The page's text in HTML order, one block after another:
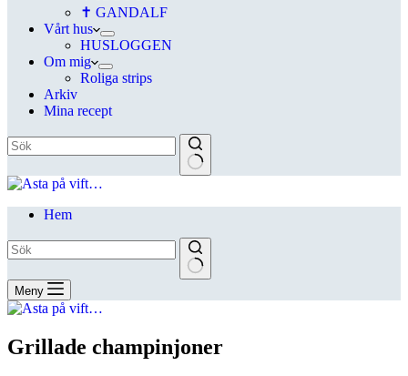
✝ GANDALF
Vårt hus
HUSLOGGEN
Om mig
Roliga strips
Arkiv
Mina recept
Hem
Meny
Grillade champinjoner